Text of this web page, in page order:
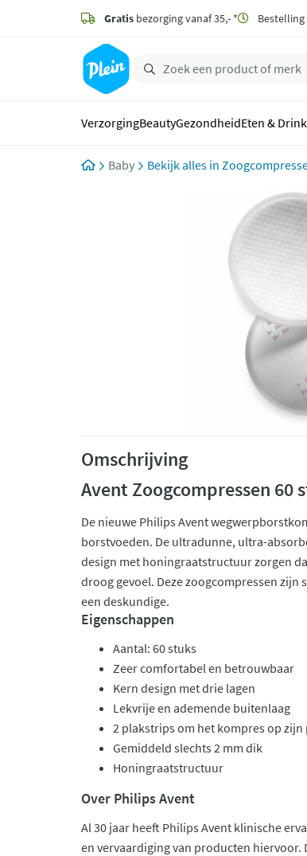
zoeken
hoofdinhoud
Gratis bezorging vanaf 35,- *
VerzorgingBeautyGezondheidEten &
Baby
Omschrijving
Avent Zoogcompressen 60
De nieuwe Philips Avent
borstvoeden. De ultradunne, ultra-
design met honingraatstructuur zorgen
droog gevoel. Deze zoogcompressen
een deskundige.
Eigenschappen
Aantal: 60 stuks
Zeer comfortabel en betrouwbaar
Kern design met drie lagen
Lekvrije en ademende buitenlaag
2 plakstrips om het kompres op zijn
Gemiddeld slechts 2 mm dik
Honingraatstructuur
Over Philips Avent
Al 30 jaar heeft Philips Avent klinische
en vervaardiging van producten